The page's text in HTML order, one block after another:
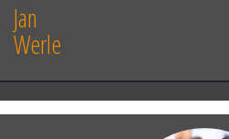
Jan
Werle